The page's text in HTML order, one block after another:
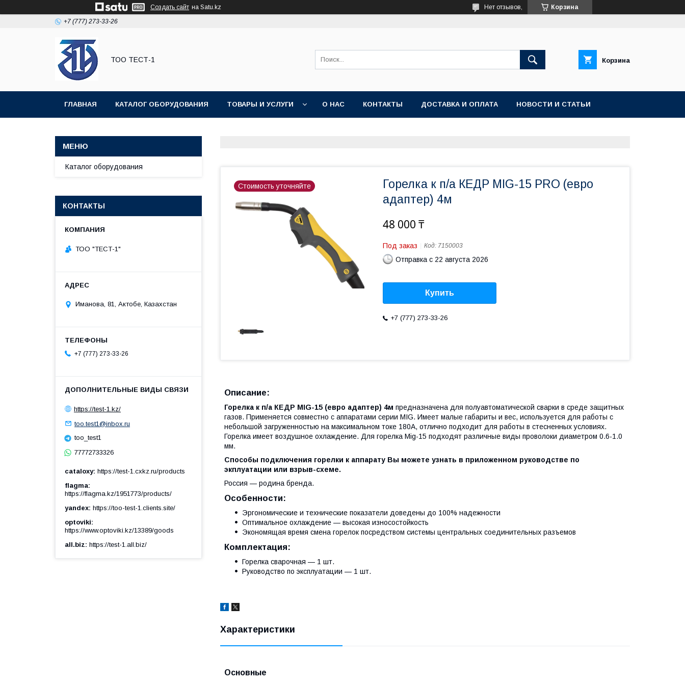
Создать сайт на Satu.kz Корзина
Нет отзывов,
+7 (777) 273-33-26
ТОО ТЕСТ-1 Корзина
ГЛАВНАЯ КАТАЛОГ ОБОРУДОВАНИЯ ТОВАРЫ И УСЛУГИ О НАС КОНТАКТЫ ДОСТАВКА И ОПЛАТА НОВОСТИ И СТАТЬИ
Стоимость уточняйте
Горелка к п/а КЕДР MIG-15 PRO (евро
адаптер) 4м
48 000 ₸
Под заказ Код: 7150003
Отправка с 22 августа 2026
Купить
+7 (777) 273-33-26
Описание:
Горелка к п/а КЕДР MIG-15 (евро адаптер) 4м предназначена для полуавтоматической сварки в среде защитных
газов. Применяется совместно с аппаратами серии MIG. Имеет малые габариты и вес, используется для работы с
небольшой загруженностью на максимальном токе 180А, отлично подходит для работы в стесненных условиях.
Горелка имеет воздушное охлаждение. Для горелка Mig-15 подходят различные виды проволоки диаметром 0.6-1.0
мм.
Способы подключения горелки к аппарату Вы можете узнать в приложенном руководстве по
экплуатации или взрыв-схеме.
Россия — родина бренда.
Особенности:
Эргономические и технические показатели доведены до 100% надежности
Оптимальное охлаждение — высокая износостойкость
Экономящая время смена горелок посредством системы центральных соединительных разъемов
Комплектация:
Горелка сварочная — 1 шт.
Руководство по эксплуатации — 1 шт.
Характеристики
Основные
Каталог оборудования
КОНТАКТЫ
ТОО "ТЕСТ-1"
Иманова, 81, Актобе, Казахстан
+7 (777) 273-33-26
https://test-1.kz/
too.test1@inbox.ru
too_test1
77772733326
cataloxy https://test-1.cxkz.ru/products
flagma
https://flagma.kz/1951773/products/
yandex https://too-test-1.clients.site/
optoviki
https://www.optoviki.kz/13389/goods
all.biz https://test-1.all.biz/